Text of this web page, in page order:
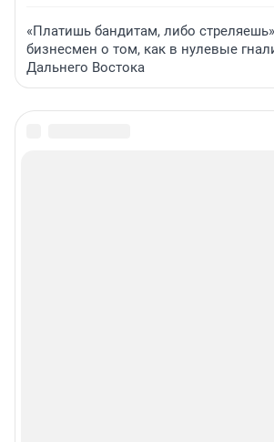
«Платишь бандитам, либо
бизнесмен о том, как в нулевые
Дальнего Востока